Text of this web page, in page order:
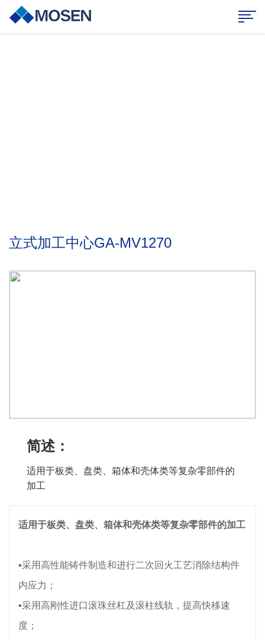
立式加工中心GA-MV1270
简述：
适用于板类、盘类、箱体和壳体类等复杂零部件的
加工
适用于板类、盘类、箱体和壳体类等复杂零部件的加工
▪采用高性能铸件制造和进行二次回火工艺消除结构件
内应力；
▪采用高刚性进口滚珠丝杠及滚柱线轨，提高快移速
度；